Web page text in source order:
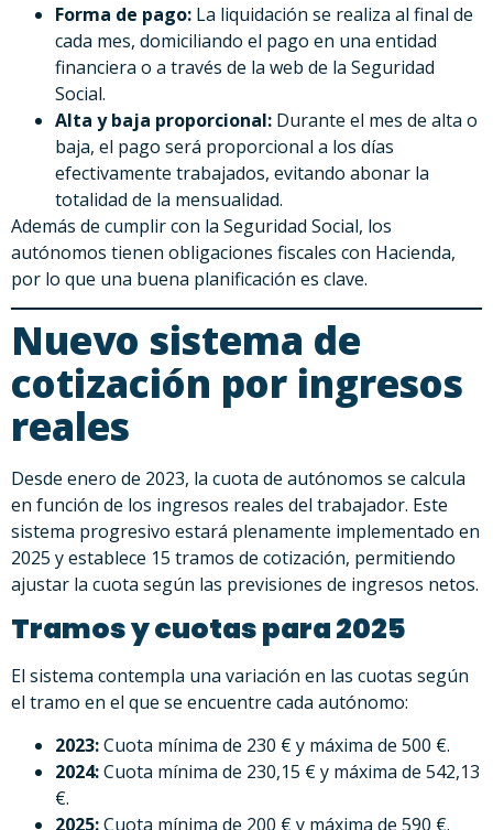
Forma de pago: La liquidación se realiza al final de
cada mes, domiciliando el pago en una entidad
financiera o a través de la web de la Seguridad
Social.
Alta y baja proporcional: Durante el mes de alta o
baja, el pago será proporcional a los días
efectivamente trabajados, evitando abonar la
totalidad de la mensualidad.
Además de cumplir con la Seguridad Social, los
autónomos tienen obligaciones fiscales con Hacienda,
por lo que una buena planificación es clave.
Nuevo sistema de
cotización por ingresos
reales
Desde enero de 2023, la cuota de autónomos se calcula
en función de los ingresos reales del trabajador. Este
sistema progresivo estará plenamente implementado en
2025 y establece 15 tramos de cotización, permitiendo
ajustar la cuota según las previsiones de ingresos netos.
Tramos y cuotas para 2025
El sistema contempla una variación en las cuotas según
el tramo en el que se encuentre cada autónomo:
2023:Cuota mínima de 230 € y máxima de 500 €.
2024:Cuota mínima de 230,15 € y máxima de 542,13
€.
2025:Cuota mínima de 200 € y máxima de 590 €.